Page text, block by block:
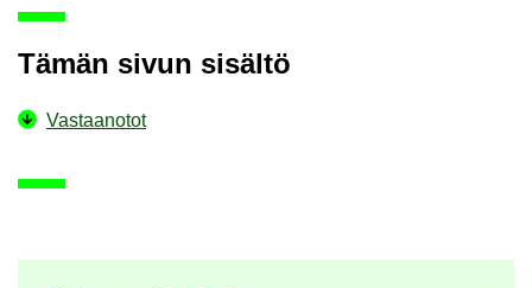
Tämän sivun si­säl­tö
Vas­taa­no­tot